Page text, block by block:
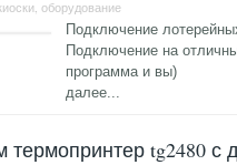
оборудование
Подключение
Подключение на
программа и вы)
далее...
термопринтер tg2480 с